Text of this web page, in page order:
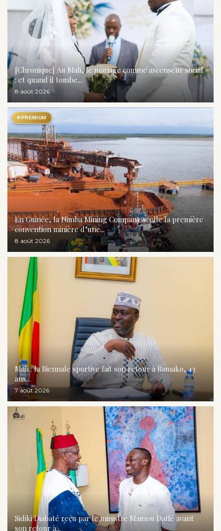
[Chronique] Au Mali, le mariage comme ascenseur social
: et quand il tombe...
8 août 2026
★PREMIUM
En Guinée, la Nimba Mining Company scelle la première
convention minière d’une...
8 août 2026
Mali : la Biennale sportive fait son retour à Bamako, 43
ans...
7 août 2026
Sidiki Diabaté reçu par le ministre Mamou Daffé avant
son retour à...